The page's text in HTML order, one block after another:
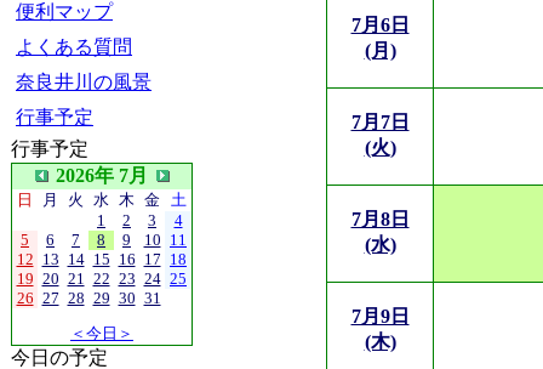
便利マップ
よくある質問
奈良井川の風景
行事予定
行事予定
2026年 7月
日 月 火 水 木 金 土
1
2 3
4
5
6 7 8 9 10 11
12 13 14 15 16 17 18
19 20 21 22 23 24 25
26 27 28 29 30 31
＜今日＞
今日の予定
7月6日
(月)
7月7日
(火)
7月8日
(水)
7月9日
(木)